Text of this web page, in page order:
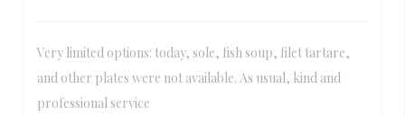
Very limited options: today, sole, fish soup, filet tartare,
and other plates were not available. As usual, kind and
professional service